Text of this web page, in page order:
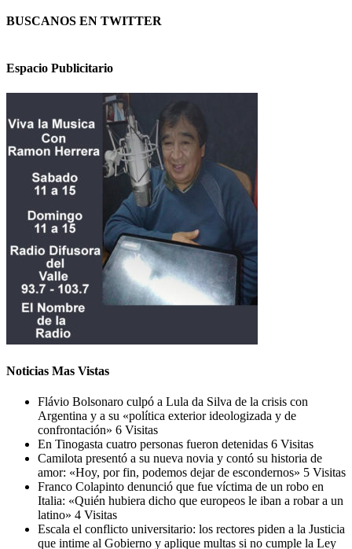
BUSCANOS EN TWITTER
Espacio Publicitario
Noticias Mas Vistas
Flávio Bolsonaro culpó a Lula da Silva de la crisis con
Argentina y a su «política exterior ideologizada y de
confrontación» 6 Visitas
En Tinogasta cuatro personas fueron detenidas 6 Visitas
Camilota presentó a su nueva novia y contó su historia de
amor: «Hoy, por fin, podemos dejar de escondernos» 5 Visitas
Franco Colapinto denunció que fue víctima de un robo en
Italia: «Quién hubiera dicho que europeos le iban a robar a un
latino» 4 Visitas
Escala el conflicto universitario: los rectores piden a la Justicia
que intime al Gobierno y aplique multas si no cumple la Ley